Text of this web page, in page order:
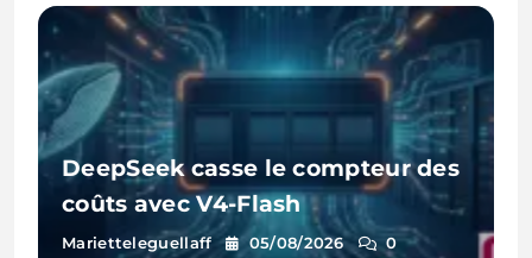
DeepSeek casse le compteur des
coûts avec V4-Flash
Marietteleguellaff 05/08/2026 0